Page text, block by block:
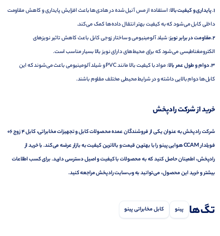
1. پایداری و کیفیت بالا
: استفاده از مس آنیل شده در هادی‌ها باعث افزایش پایداری و کاهش مقاومت
داخلی کابل می‌شود که به کیفیت بهتر انتقال داده‌ها کمک می‌کند.
2.مقاومت در برابر نویز
: شیلد آلومینیومی و ساختار زوجی کابل باعث کاهش تاثیر نویزهای
الکترومغناطیسی می‌شود که برای محیط‌های دارای نویز بالا بسیار مناسب است.
3. دوام و طول عمر بالا
: مواد با کیفیت بالا مانند PVC و شیلد آلومینیومی باعث می‌شوند که این
کابل‌ها دوام بالایی داشته و در شرایط محیطی مختلف مقاوم باشند.
خرید از شرکت رادپخش
شرکت رادپخش به عنوان یکی از فروشندگان عمده محصولات کابل و تجهیزات مخابراتی، کابل 4 زوج 06
فویلدار CCAM هوایی پینو را با بهترین قیمت و بالاترین کیفیت به بازار عرضه می‌کند. با خرید از
رادپخش، اطمینان حاصل کنید که به محصولات با کیفیت و اصیل دسترسی دارید. برای کسب اطلاعات
بیشتر و خرید این محصول، می‌توانید به وب‌سایت رادپخش مراجعه کنید.
تگ‌ها پینو کابل مخابراتی پینو